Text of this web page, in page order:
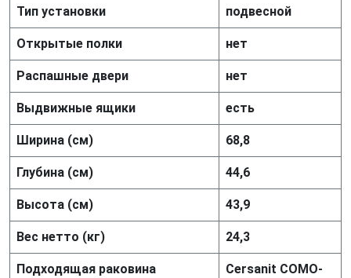
Тип установки подвесной
Открытые полки нет
Распашные двери нет
Выдвижные ящики есть
Ширина (см) 68,8
Глубина (см) 44,6
Высота (см) 43,9
Вес нетто (кг) 24,3
Подходящая раковина
Cersanit COMO-